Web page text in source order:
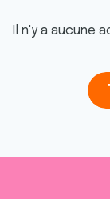
Il n'y a aucune